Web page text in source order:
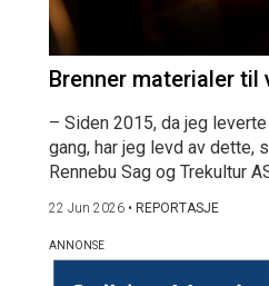
Brenner materialer til
– Siden 2015, da jeg
gang, har jeg levd av dette,
Rennebu Sag og Trekultur
22 Jun 2026 • REPORTASJE